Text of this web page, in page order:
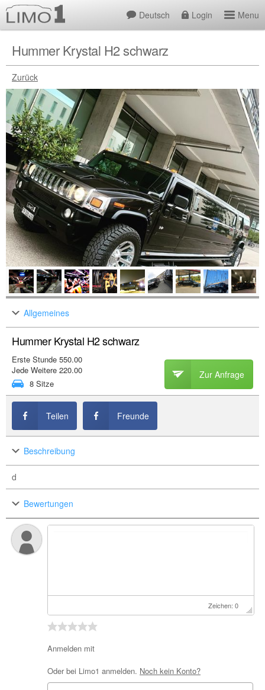
Deutsch Login Menu
Hummer Krystal H2 schwarz
Zurück
Allgemeines
Hummer Krystal H2 schwarz
Erste Stunde 550.00
Jede Weitere 220.00
8 Sitze
Zur Anfrage
Teilen Freunde
Beschreibung
d
Bewertungen
Zeichen: 0
Anmelden mit
Oder bei Limo1 anmelden. Noch kein Konto?